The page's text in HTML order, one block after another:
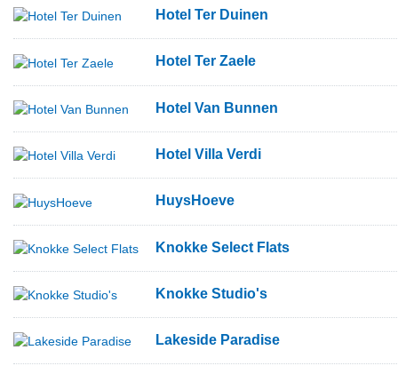
Hotel Ter Duinen
Hotel Ter Zaele
Hotel Van Bunnen
Hotel Villa Verdi
HuysHoeve
Knokke Select Flats
Knokke Studio's
Lakeside Paradise